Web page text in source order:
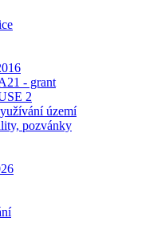
- grant
2
území
pozvánky